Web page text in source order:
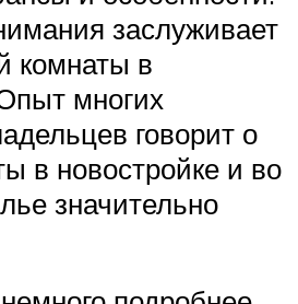
заслуживает
комнаты в
многих
говорит о
в новостройке и во
значительно